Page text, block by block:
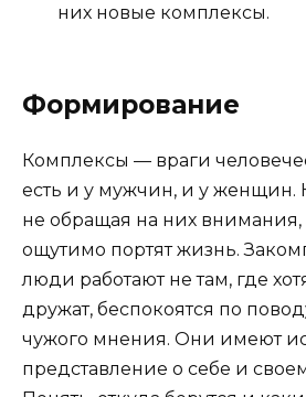
них новые комплексы.
Формирование
Комплексы — враги
есть и у мужчин, и у женщин.
не обращая на них
ощутимо портят жизнь.
люди работают не там, где
дружат, беспокоятся по
чужого мнения. Они имеют
представление о себе и